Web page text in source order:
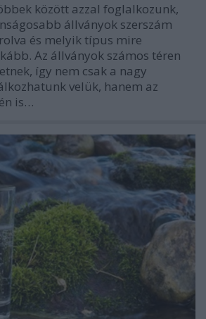
között azzal foglalkozunk,
állványok szerszám
és melyik típus mire
Az állványok számos téren
így nem csak a nagy
velük, hanem az
is…